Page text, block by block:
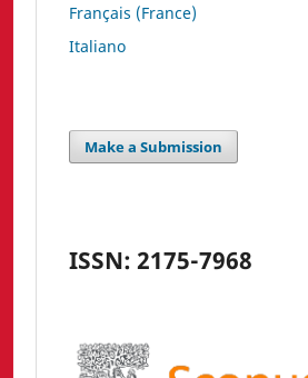
Français (France)
Italiano
Make a Submission
ISSN: 2175-7968